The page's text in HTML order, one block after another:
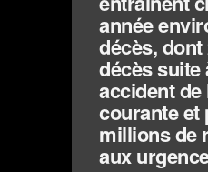
année
décès, dont
décès suite
accident de
courante et
millions de
aux